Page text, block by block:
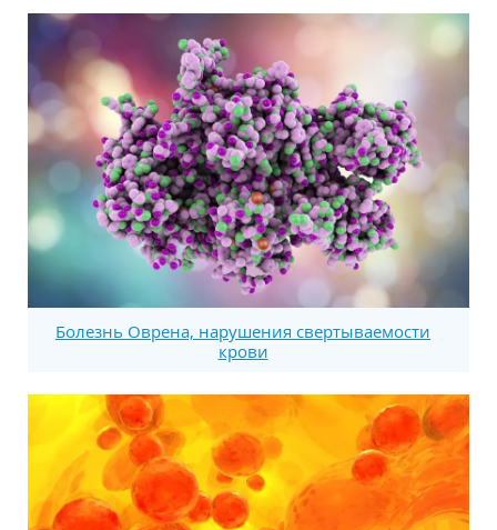
Болезнь Оврена, нарушения свертываемости
крови